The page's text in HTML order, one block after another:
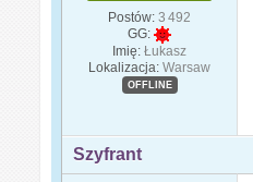
Postów: 3 492
GG:
Imię: Łukasz
Lokalizacja: Warsaw
OFFLINE
Szyfrant